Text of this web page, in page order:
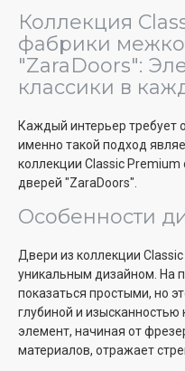
Коллекция
фабрики
"ZaraDoors":
классики в
Каждый интерьер требует
именно такой подход
коллекции Classic
дверей "ZaraDoors".
Особенности
Двери из коллекции
уникальным дизайном. На
показаться простыми, но
глубиной и
элемент, начиная от
материалов, отражает